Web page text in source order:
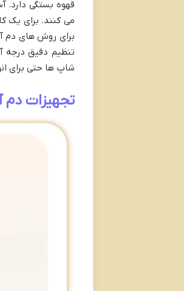
می کنند. برای یک
برای روش های دم
تنظیم دقیق درجه
شاپ ها حتی برای
تجهیزات